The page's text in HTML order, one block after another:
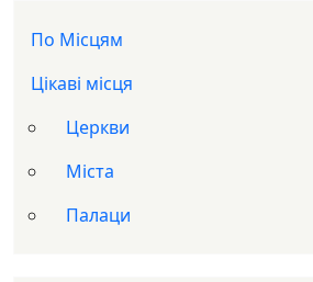
Доп меню
По Місцям
Цікаві місця
Церкви
Міста
Палаци